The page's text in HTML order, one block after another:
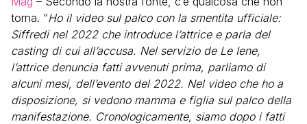
torna. “Ho il video sul palco con la smentita ufficiale:
Siffredi nel 2022 che introduce l’attrice e parla del
casting di cui all’accusa. Nel servizio de Le Iene,
l’attrice denuncia fatti avvenuti prima, parliamo di
alcuni mesi, dell’evento del 2022. Nel video che ho a
disposizione, si vedono mamma e figlia sul palco della
manifestazione. Cronologicamente, siamo dopo i fatti